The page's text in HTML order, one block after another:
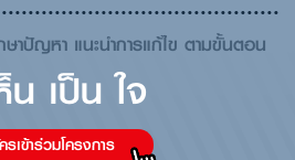
าปัญหา แนะนำการแก้ไข ตามขั้นตอน
น เป็น ใจ
เข้าร่วมโครงการ